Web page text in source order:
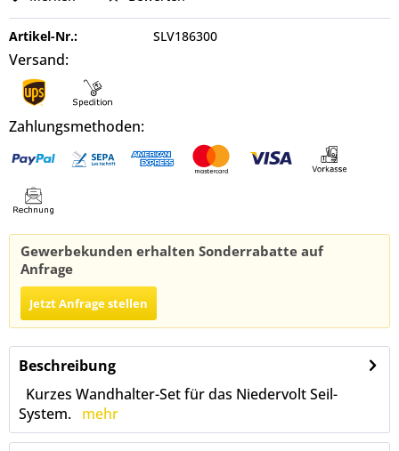
Artikel-Nr.: SLV186300
Versand:
Zahlungsmethoden:
Gewerbekunden erhalten Sonderrabatte auf
Anfrage
Jetzt Anfrage stellen
Beschreibung
Kurzes Wandhalter-Set für das Niedervolt Seil-
System. mehr